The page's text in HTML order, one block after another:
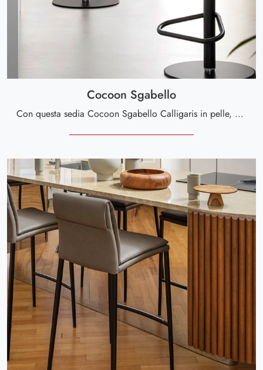
Cocoon Sgabello
Con questa sedia Cocoon Sgabello Calligaris in pelle, una tra le nostre sedute sgabelli design, potrai impreziosire i tuoi spazi.